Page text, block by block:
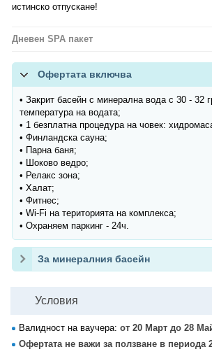
истинско отпускане!
Дневен SPA пакет
Офертата включва
• Закрит басейн с минерална вода с 30 - 32
температура на водата;
• 1 безплатна процедура на човек:
• Финландска сауна;
• Парна баня;
• Шоково ведро;
• Релакс зона;
• Халат;
• Фитнес;
• Wi-Fi на територията на комплекса;
• Охраняем паркинг - 24ч.
За минералния басейн
Условия
Валидност на ваучера: от 20 Март до 28
Офертата не важи за ползване в периода